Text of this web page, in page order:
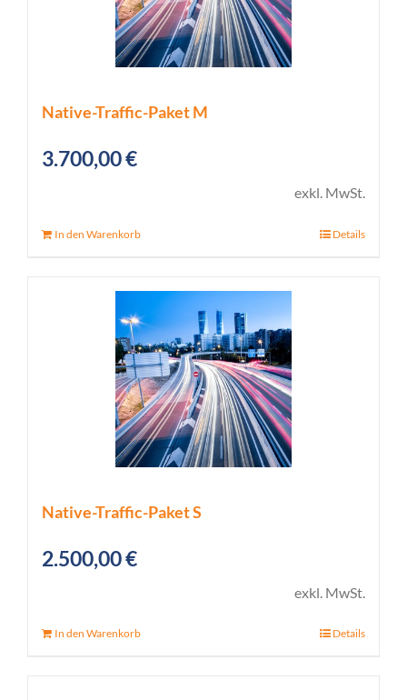
Native-Traffic-Paket M
3.700,00€
exkl. MwSt.
In den Warenkorb Details
Native-Traffic-Paket S
2.500,00€
exkl. MwSt.
In den Warenkorb Details